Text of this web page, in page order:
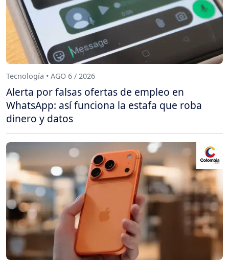
Tecnología • AGO 6 / 2026
Alerta por falsas ofertas de empleo en
WhatsApp: así funciona la estafa que roba
dinero y datos